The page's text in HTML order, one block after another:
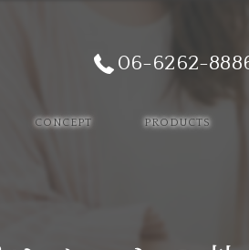
06-6262-
CONCEPT PRODUCTS